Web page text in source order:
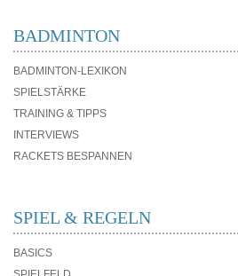
BADMINTON
BADMINTON-LEXIKON
SPIELSTÄRKE
TRAINING & TIPPS
INTERVIEWS
RACKETS BESPANNEN
SPIEL & REGELN
BASICS